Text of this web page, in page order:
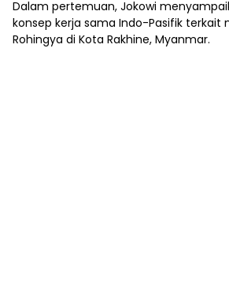
Dalam pertemuan, Jokowi
konsep kerja sama Indo-Pasifik terkait
Rohingya di Kota Rakhine, Myanmar.